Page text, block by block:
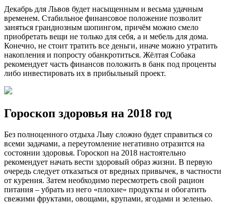
Декабрь для Львов будет насыщенным и весьма удачным
временем. Стабильное финансовое положение позволит
заняться грандиозным шопингом, причём можно смело
приобретать вещи не только для себя, а и мебель для дома.
Конечно, не стоит тратить все деньги, иначе можно утратить
накопления и попросту обанкротиться. Жёлтая Собака
рекомендует часть финансов положить в банк под проценты
либо инвестировать их в прибыльный проект.
Гороскоп здоровья на 2018 год
Без полноценного отдыха Льву сложно будет справиться со
всеми задачами, а переутомление негативно отразится на
состоянии здоровья. Гороскоп на 2018 настоятельно
рекомендует начать вести здоровый образ жизни. В первую
очередь следует отказаться от вредных привычек, в частности
от курения. Затем необходимо пересмотреть свой рацион
питания – убрать из него «плохие» продукты и обогатить
свежими фруктами, овощами, крупами, ягодами и зеленью.